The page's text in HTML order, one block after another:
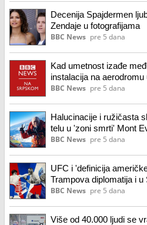
Decenija Spajdermen
Zendaje u fotografijama
BBC News pre 5 dana
Kad umetnost izađe
instalacija na aerodromu
BBC News pre 5 dana
Halucinacije i ružičasta
telu u 'zoni smrti' Mont
BBC News pre 5 dana
UFC i 'definicija
Trampova diplomatija i u
BBC News pre 5 dana
Više od 40.000 ljudi se